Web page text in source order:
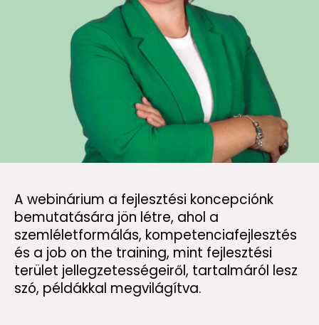
A webinárium a fejlesztési koncepciónk
bemutatására jön létre, ahol a
szemléletformálás, kompetenciafejlesztés
és a job on the training, mint fejlesztési
terület jellegzetességeiről, tartalmáról lesz
szó, példákkal megvilágítva.